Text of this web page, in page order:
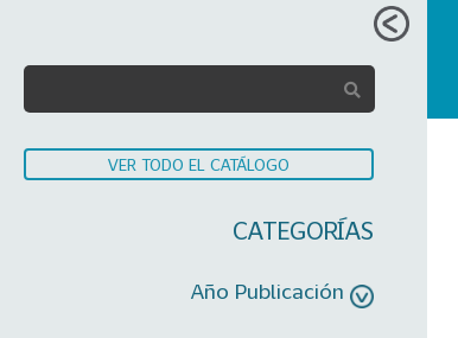
VER TODO EL CATÁLOGO
CATEGORÍAS
Año Publicación